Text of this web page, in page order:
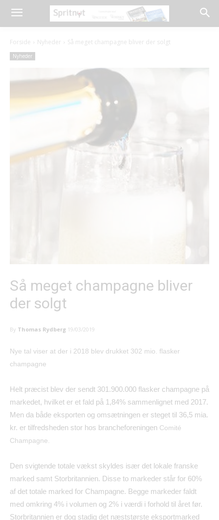
Forside Nyheder Så meget champagne bliver der solgt
Nyheder
Så meget champagne bliver
der solgt
By Thomas Rydberg 19/03/2019
Nye tal viser at der i 2018 blev drukket 302 mio. flasker
champagne
Helt præcist blev der sendt 301.900.000 flasker champagne på
markedet, hvilket er et fald på 1,84% sammenlignet med 2017.
Men da både eksporten og omsætningen er steget til 36,5 mia.
kr. er tilfredsheden stor hos brancheforeningen Comité
Champagne.
Den svigtende totale vækst skyldes især det lokale franske
marked samt Storbritannien. Disse to markeder står for 60%
af det totale marked for Champagne. Begge markeder faldt
med omkring 4% i volumen og 2% i værdi i forhold til året før.
Storbritannien er dog stadig det næststørste eksportmarked